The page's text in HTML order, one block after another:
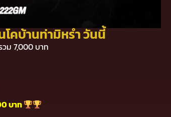
คบ้านท่ามิหรำ วันนี้
ม 7,000 บาท
บาท